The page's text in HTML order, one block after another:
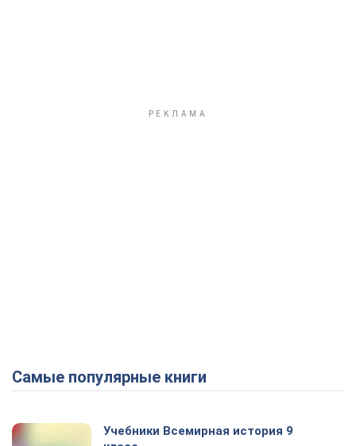
Самые популярные книги
Учебники Всемирная история 9